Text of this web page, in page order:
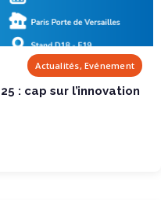
et la performance IT
Actualités, Evénement
: cap sur l’innovation